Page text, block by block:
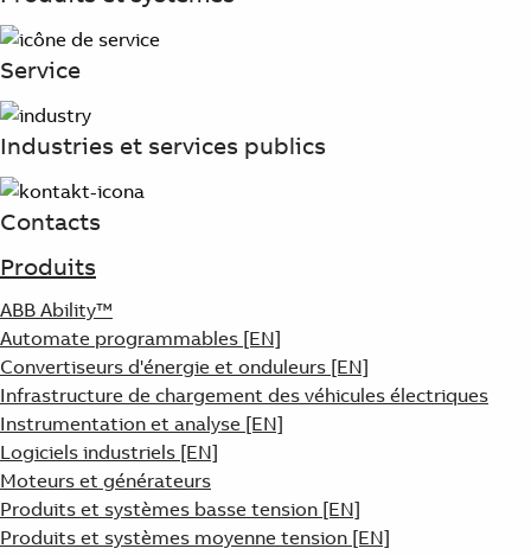
Service
Industries et services publics
Contacts
Produits
ABB Ability™
Automate programmables [EN]
Convertiseurs d'énergie et onduleurs [EN]
Infrastructure de chargement des véhicules électriques
Instrumentation et analyse [EN]
Logiciels industriels [EN]
Moteurs et générateurs
Produits et systèmes basse tension [EN]
Produits et systèmes moyenne tension [EN]